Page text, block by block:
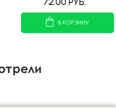
В КОРЗИНУ